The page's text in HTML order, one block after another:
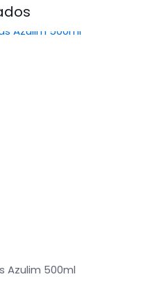
Azulim 500ml